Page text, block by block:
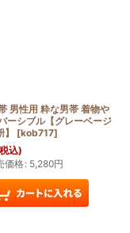
男性用 粋な男帯 着物や
ーシブル【グレーベージ
[kob717]
込)
価格: 5,280円